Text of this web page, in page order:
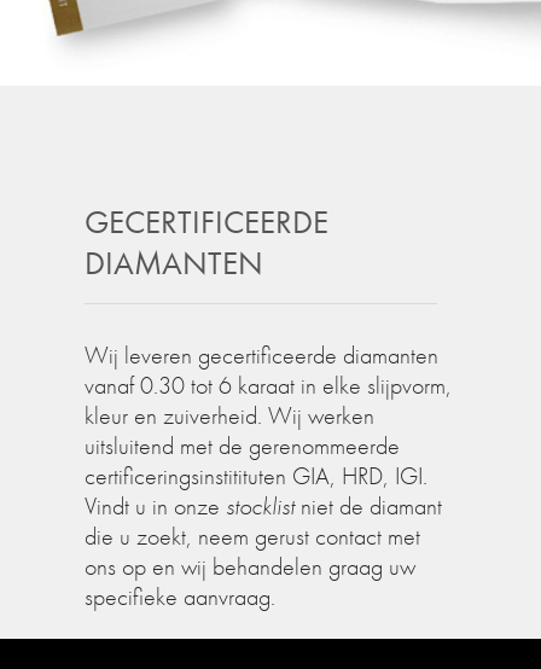
GECERTIFICEERDE
DIAMANTEN
Wij leveren gecertificeerde diamanten
vanaf 0.30 tot 6 karaat in elke slijpvorm,
kleur en zuiverheid. Wij werken
uitsluitend met de gerenommeerde
certificeringsinstitituten GIA, HRD, IGI.
Vindt u in onze stocklistniet de diamant
die u zoekt, neem gerust contact met
ons op en wij behandelen graag uw
specifieke aanvraag.